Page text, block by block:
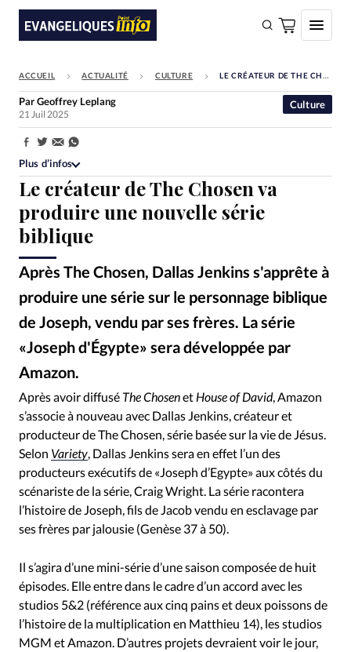
FAIRE UN DON
Faire un don
Eglises
Société
Monde
Bible
Toute l'actualité
Se connecter
Devise:CHF
RUBRIQUES
Toute l'actualité
Eglises
Histoire Laicité
Liberté religieuse
Mission
Monde People Politique
Religions
Société
ACCUEIL ACTUALITÉ CULTURE LE CRÉATEUR DE THE CHOSEN VA PRODUIRE UNE NOUVELLE SÉRIE BIBLIQUE
Le créateur de The Chosen va
produire une nouvelle série
biblique
Après The Chosen, Dallas Jenkins s'apprête à
produire une série sur le personnage biblique
de Joseph, vendu par ses frères. La série
«Joseph d'Égypte» sera développée par
Amazon.
Culture
ParGeoffrey Leplang
21 Juil 2025
Partager:
Plus d’infos
Après avoir diffusé The Chosenet House of David, Amazon
s’associe à nouveau avec Dallas Jenkins, créateur et
producteur de The Chosen, série basée sur la vie de Jésus.
Selon Variety , Dallas Jenkins sera en effet l’un des
producteurs exécutifs de «Joseph d’Egypte» aux côtés du
scénariste de la série, Craig Wright. La série racontera
l’histoire de Joseph, fils de Jacob vendu en esclavage par
ses frères par jalousie (Genèse 37 à 50).
Il s’agira d’une mini-série d’une saison composée de huit
épisodes. Elle entre dans le cadre d’un accord avec les
studios 5&2 (référence aux cinq pains et deux poissons de
l’histoire de la multiplication en Matthieu 14), les studios
MGM et Amazon. D’autres projets devraient voir le jour,